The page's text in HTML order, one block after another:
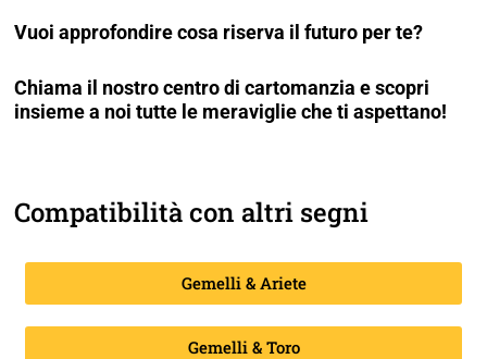
Vuoi approfondire cosa riserva il futuro per te?
Chiama il nostro centro di cartomanzia e scopri
insieme a noi tutte le meraviglie che ti aspettano!
Compatibilità con altri segni
Gemelli & Ariete
Gemelli & Toro